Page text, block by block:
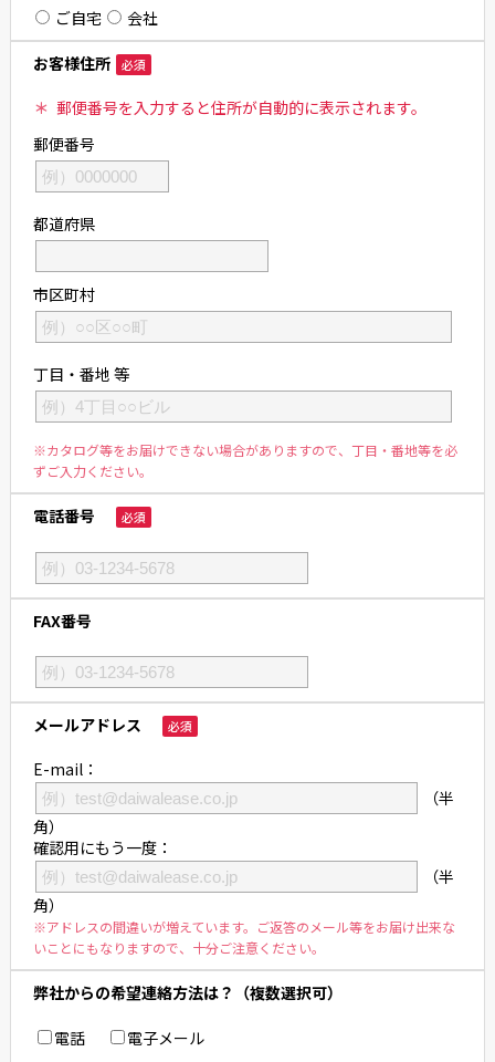
ご自宅
会社
お客様住所 必須
＊ 郵便番号を入力すると住所が自動的に表示されます。
郵便番号
都道府県
市区町村
丁目・番地 等
※カタログ等をお届けできない場合がありますので、丁目・番地等を必
ずご入力ください。
電話番号 必須
FAX番号
メールアドレス 必須
E-mail：
（半
角）
確認用にもう一度：
（半
角）
※アドレスの間違いが増えています。ご返答のメール等をお届け出来な
いことにもなりますので、十分ご注意ください。
弊社からの希望連絡方法は？（複数選択可）
電話 電子メール